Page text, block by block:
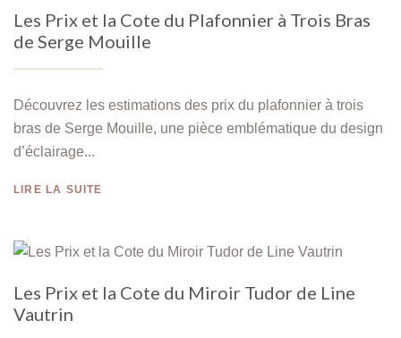
Les Prix et la Cote du Plafonnier à Trois Bras
de Serge Mouille
Découvrez les estimations des prix du plafonnier à trois
bras de Serge Mouille, une pièce emblématique du design
d’éclairage...
LIRE LA SUITE
Les Prix et la Cote du Miroir Tudor de Line
Vautrin